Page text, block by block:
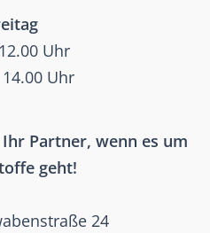
Uhr
Uhr
Partner, wenn es um
geht!
24